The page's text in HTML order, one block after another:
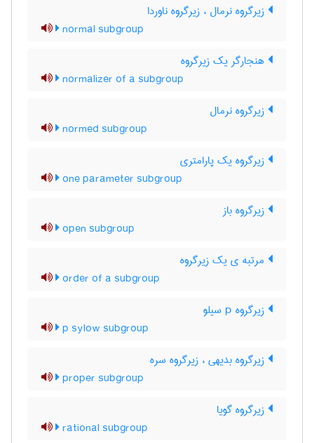
زیرگروه نرمال ، زیرگروه ناوردا
normal subgroup
هنجارگر یک زیرگروه
normalizer of a subgroup
زیرگروه نرمال
normed subgroup
زیرگروه یک پارامتری
one parameter subgroup
زیرگروه باز
open subgroup
مرتبه ی یک زیرگروه
order of a subgroup
زیرگروه p سیلو
p sylow subgroup
زیرگروه بدیهی ، زیرگروه سره
proper subgroup
زیرگروه گویا
rational subgroup